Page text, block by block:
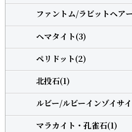
ファントム/ラビットヘア
ヘマタイト(3)
ペリドット(2)
北投石(1)
ルビー/ルビーインゾイサ
マラカイト・孔雀石(1)